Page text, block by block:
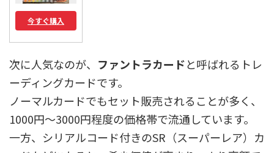
今すぐ購入
次に人気なのが、 ファントラカードと呼ばれるトレ
ーディングカードです。
ノーマルカードでもセット販売されることが多く、
1000円〜3000円程度の価格帯で流通しています。
一方、シリアルコード付きのSR（スーパーレア）カ